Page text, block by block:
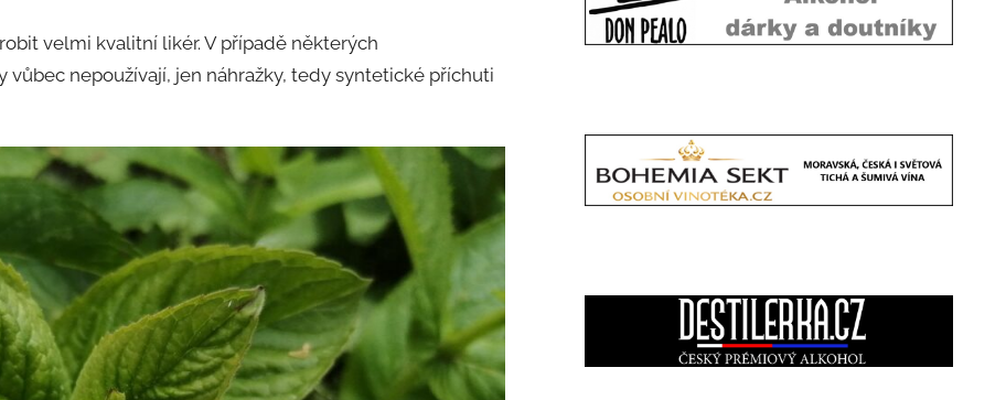
velmi kvalitní likér. V případě některých
nepoužívají, jen náhražky, tedy syntetické příchuti